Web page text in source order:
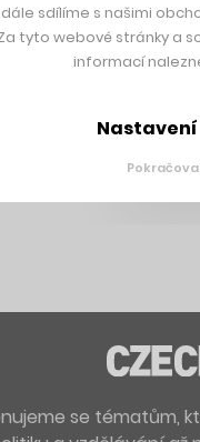
se tématům,
sdílíme s našimi
tyto webové stránky a
informací
Nastavení